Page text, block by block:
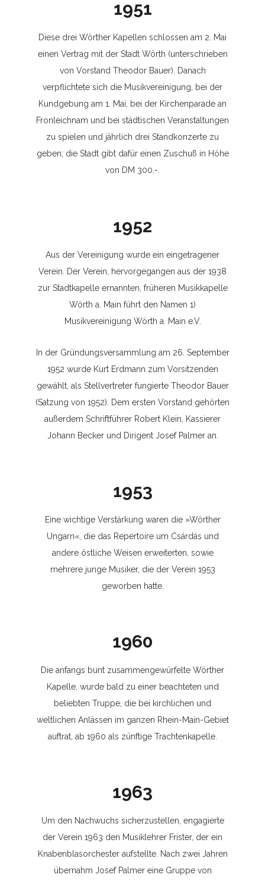
1951
Diese drei Wörther Kapellen schlossen am 2. Mai
einen Vertrag mit der Stadt Wörth (unterschrieben
von Vorstand Theodor Bauer). Danach
verpflichtete sich die Musikvereinigung, bei der
Kundgebung am 1. Mai, bei der Kirchenparade an
Fronleichnam und bei städtischen Veranstaltungen
zu spielen und jährlich drei Standkonzerte zu
geben; die Stadt gibt dafür einen Zuschuß in Höhe
von DM 300,-.
1952
Aus der Vereinigung wurde ein eingetragener
Verein. Der Verein, hervorgegangen aus der 1938
zur Stadtkapelle ernannten, früheren Musikkapelle
Wörth a. Main führt den Namen 1)
Musikvereinigung Wörth a. Main e.V.
In der Gründungsversammlung am 26. September
1952 wurde Kurt Erdmann zum Vorsitzenden
gewählt, als Stellvertreter fungierte Theodor Bauer
(Satzung von 1952). Dem ersten Vorstand gehörten
außerdem Schriftführer Robert Klein, Kassierer
Johann Becker und Dirigent Josef Palmer an.
1953
Eine wichtige Verstärkung waren die »Wörther
Ungarn«, die das Repertoire um Csárdás und
andere östliche Weisen erweiterten, sowie
mehrere junge Musiker, die der Verein 1953
geworben hatte.
1960
Die anfangs bunt zusammengewürfelte Wörther
Kapelle, wurde bald zu einer beachteten und
beliebten Truppe, die bei kirchlichen und
weltlichen Anlässen im ganzen Rhein-Main-Gebiet
auftrat, ab 1960 als zünftige Trachtenkapelle.
1963
Um den Nachwuchs sicherzustellen, engagierte
der Verein 1963 den Musiklehrer Frister, der ein
Knabenblasorchester aufstellte. Nach zwei Jahren
übernahm Josef Palmer eine Gruppe von